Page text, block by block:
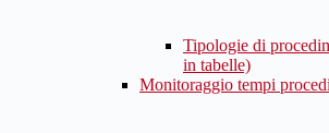
Tipologie di
in tabelle)
Monitoraggio tempi